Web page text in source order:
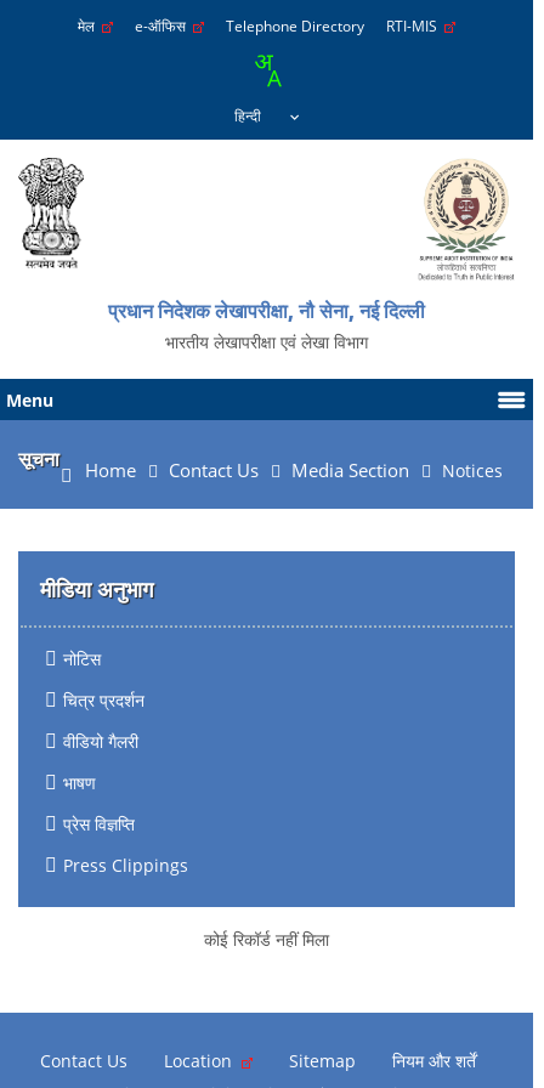
मेल e-ऑफिस Telephone Directory RTI-MIS
प्रधान निदेशक लेखापरीक्षा, नौ सेना, नई दिल्ली
भारतीय लेखापरीक्षा एवं लेखा विभाग
Menu
सूचना Home Contact Us Media Section Notices
मीडिया अनुभाग
नोटिस
चित्र प्रदर्शन
वीडियो गैलरी
भाषण
प्रेस विज्ञप्ति
Press Clippings
कोई रिकॉर्ड नहीं मिला
Contact Us Location Sitemap
नियम और शर्तें